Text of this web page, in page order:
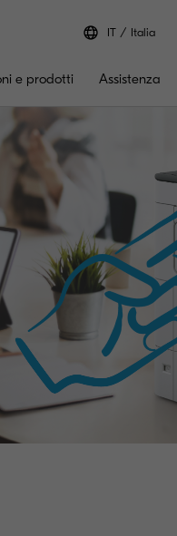
IT Italia
e prodotti Assistenza